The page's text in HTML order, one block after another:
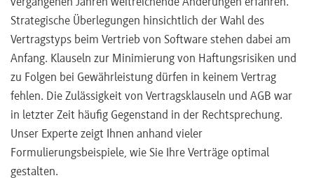
Strategische Überlegungen hinsichtlich der Wahl des
Vertragstyps beim Vertrieb von Software stehen dabei am
Anfang. Klauseln zur Minimierung von Haftungsrisiken und
zu Folgen bei Gewährleistung dürfen in keinem Vertrag
fehlen. Die Zulässigkeit von Vertragsklauseln und AGB war
in letzter Zeit häufig Gegenstand in der Rechtsprechung.
Unser Experte zeigt Ihnen anhand vieler
Formulierungsbeispiele, wie Sie Ihre Verträge optimal
gestalten.